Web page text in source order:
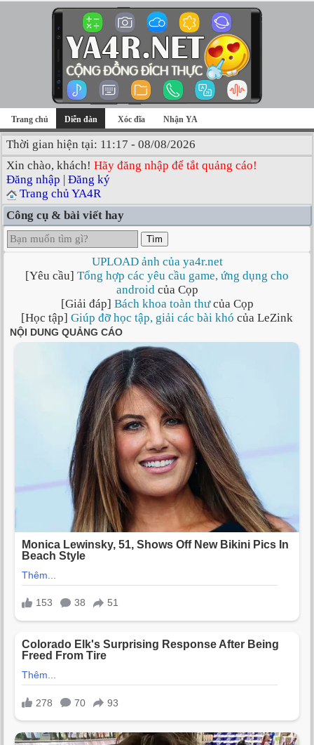
Trang chủ Diễn đàn Xóc đĩa Nhận YA
Thời gian hiện tại: 11:17 - 08/08/2026
Xin chào, khách! Hãy đăng nhập để tắt quảng cáo!
Đăng nhập | Đăng ký
Trang chủ YA4R
Công cụ & bài viết hay
Tìm
UPLOAD ảnh của ya4r.net
[Yêu cầu] Tổng hợp các yêu cầu game, ứng dụng cho
androidcủa Cọp
[Giải đáp] Bách khoa toàn thưcủa Cọp
[Học tập] Giúp đỡ học tập, giải các bài khó của LeZink